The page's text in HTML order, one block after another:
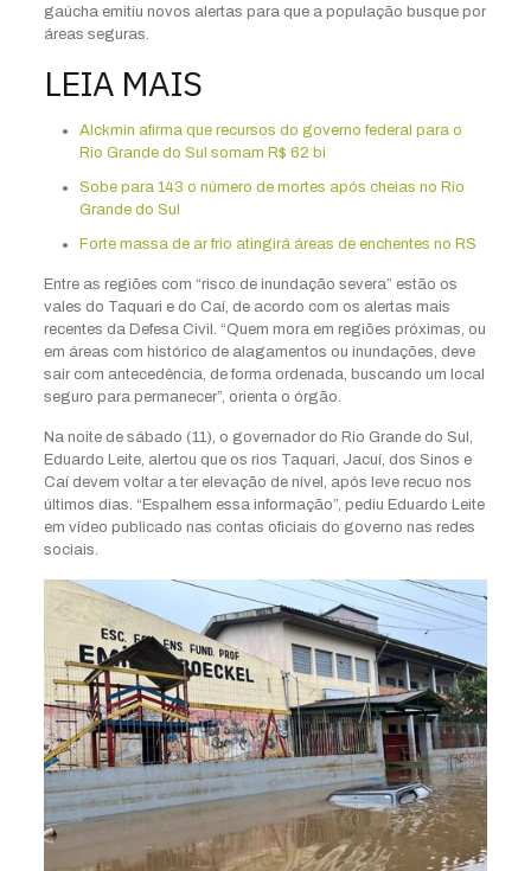
gaúcha emitiu novos alertas para que a população busque por
áreas seguras.
LEIA MAIS
Alckmin afirma que recursos do governo federal para o
Rio Grande do Sul somam R$ 62 bi
Sobe para 143 o número de mortes após cheias no Rio
Grande do Sul
Forte massa de ar frio atingirá áreas de enchentes no RS
Entre as regiões com “risco de inundação severa” estão os
vales do Taquari e do Caí, de acordo com os alertas mais
recentes da Defesa Civil. “Quem mora em regiões próximas, ou
em áreas com histórico de alagamentos ou inundações, deve
sair com antecedência, de forma ordenada, buscando um local
seguro para permanecer”, orienta o órgão.
Na noite de sábado (11), o governador do Rio Grande do Sul,
Eduardo Leite, alertou que os rios Taquari, Jacuí, dos Sinos e
Caí devem voltar a ter elevação de nível, após leve recuo nos
últimos dias. “Espalhem essa informação”, pediu Eduardo Leite
em vídeo publicado nas contas oficiais do governo nas redes
sociais.